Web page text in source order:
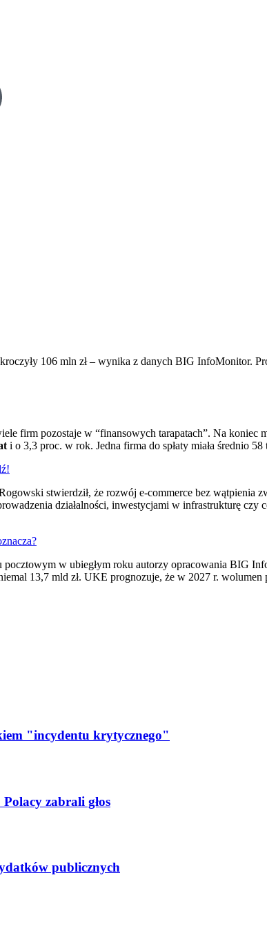
106 mln zł – wynika z danych BIG InfoMonitor.
firm pozostaje w “finansowych tarapatach”. Na koniec
i o 3,3 proc. w rok. Jedna firma do spłaty miała średnio 58
stwierdził, że rozwój e-commerce bez wątpienia
działalności, inwestycjami w infrastrukturę
w ubiegłym roku autorzy opracowania BIG
13,7 mld zł. UKE prognozuje, że w 2027 r.
"incydentu krytycznego"
zabrali głos
publicznych